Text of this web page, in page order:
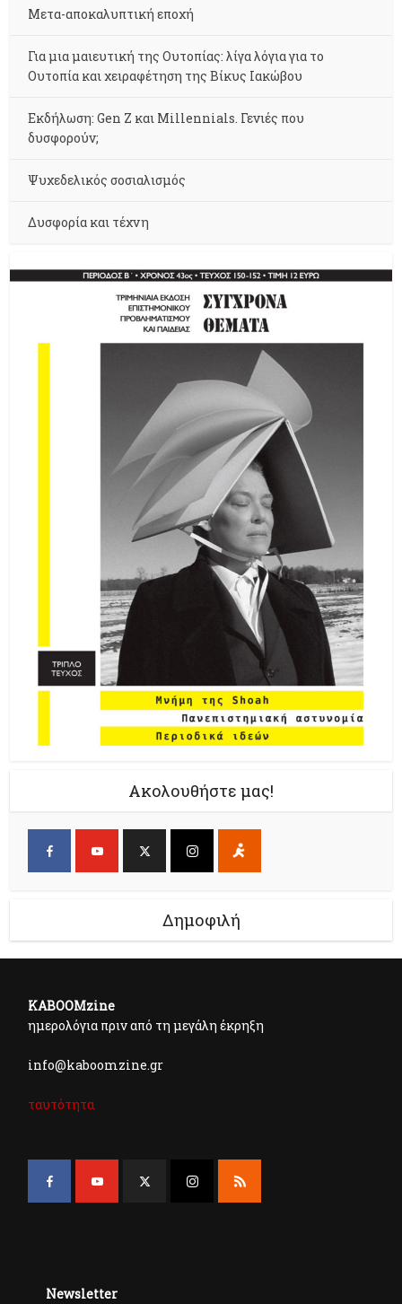
Μετα-αποκαλυπτική εποχή
Για μια μαιευτική της Ουτοπίας: λίγα λόγια για το
Ουτοπία και χειραφέτηση της Βίκυς Ιακώβου
Εκδήλωση: Gen Z και Millennials. Γενιές που
δυσφορούν;
Ψυχεδελικός σοσιαλισμός
Δυσφορία και τέχνη
Ακολουθήστε μας!
Δημοφιλή
KABOOMzine
ημερολόγια πριν από τη μεγάλη έκρηξη
info@kaboomzine.gr
ταυτότητα
Newsletter